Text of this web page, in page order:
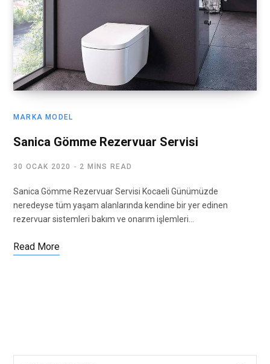
MARKA MODEL
Sanica Gömme Rezervuar Servisi
30 OCAK 2020 2 MINS READ
Sanica Gömme Rezervuar Servisi Kocaeli Günümüzde
neredeyse tüm yaşam alanlarında kendine bir yer edinen
rezervuar sistemleri bakım ve onarım işlemleri…
Read More